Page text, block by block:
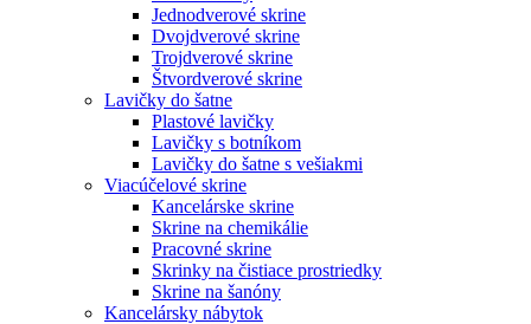
Jednodverové skrine
Dvojdverové skrine
Trojdverové skrine
Štvordverové skrine
Lavičky do šatne
Plastové lavičky
Lavičky s botníkom
Lavičky do šatne s vešiakmi
Viacúčelové skrine
Kancelárske skrine
Skrine na chemikálie
Pracovné skrine
Skrinky na čistiace prostriedky
Skrine na šanóny
Kancelársky nábytok